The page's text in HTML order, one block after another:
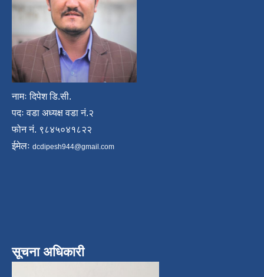
नामः दिपेश डि.सी.
पदः वडा अध्यक्ष वडा नं.२
फोन नं. ९८४५०४१८२२
ईमेलः dcdipesh944@gmail.com
सूचना अधिकारी